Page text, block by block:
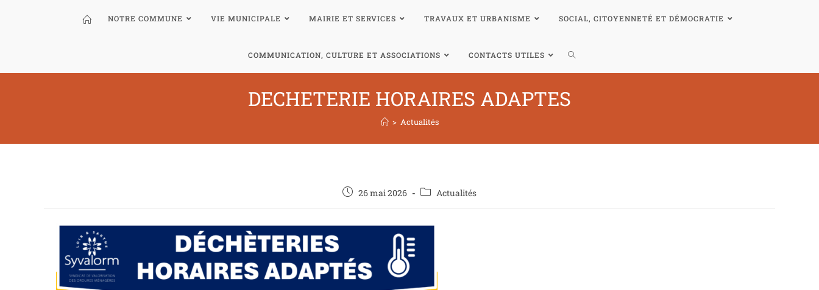
NOTRE COMMUNE VIE MUNICIPALE MAIRIE ET SERVICES TRAVAUX ET URBANISME SOCIAL, CITOYENNETÉ ET DÉMOCRATIE
COMMUNICATION, CULTURE ET ASSOCIATIONS CONTACTS UTILES
DECHETERIE HORAIRES ADAPTES
> Actualités
26 mai 2026 Actualités